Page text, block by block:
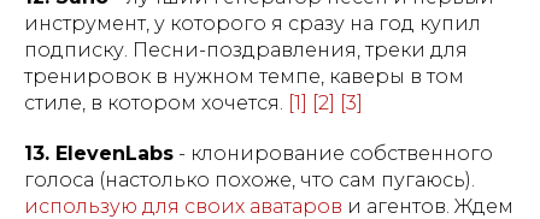
инструмент, у которого я сразу на год купил
подписку. Песни-поздравления, треки для
тренировок в нужном темпе, каверы в том
стиле, в котором хочется.
[1] [2] [3]
13. ElevenLabs - клонирование собственного
голоса (настолько похоже, что сам пугаюсь).
использую для своих аватаров и агентов. Ждем